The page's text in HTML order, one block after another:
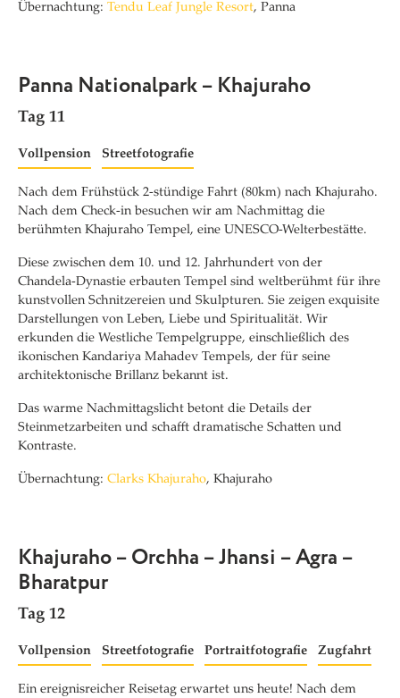
Übernachtung: Tendu Leaf Jungle Resort, Panna
Panna Nationalpark – Khajuraho
Tag 11
Vollpension Streetfotografie
Nach dem Frühstück 2-stündige Fahrt (80km) nach Khajuraho.
Nach dem Check-in besuchen wir am Nachmittag die
berühmten Khajuraho Tempel, eine UNESCO-Welterbestätte.
Diese zwischen dem 10. und 12. Jahrhundert von der
Chandela-Dynastie erbauten Tempel sind weltberühmt für ihre
kunstvollen Schnitzereien und Skulpturen. Sie zeigen exquisite
Darstellungen von Leben, Liebe und Spiritualität. Wir
erkunden die Westliche Tempelgruppe, einschließlich des
ikonischen Kandariya Mahadev Tempels, der für seine
architektonische Brillanz bekannt ist.
Das warme Nachmittagslicht betont die Details der
Steinmetzarbeiten und schafft dramatische Schatten und
Kontraste.
Übernachtung: Clarks Khajuraho, Khajuraho
Khajuraho – Orchha – Jhansi – Agra –
Bharatpur
Tag 12
Vollpension Streetfotografie Portraitfotografie Zugfahrt
Ein ereignisreicher Reisetag erwartet uns heute! Nach dem